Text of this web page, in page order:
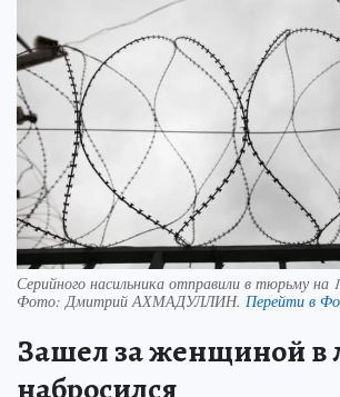
Серийного насильника отправили в тюрьму на
Фото:Дмитрий АХМАДУЛЛИН. Перейти в
Зашел за женщиной в